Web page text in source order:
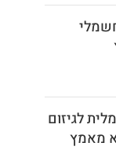
לגיזום
מאמץ